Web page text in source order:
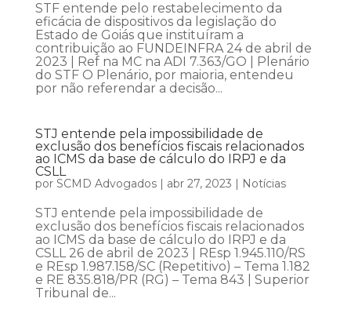
STF entende pelo restabelecimento da
eficácia de dispositivos da legislação do
Estado de Goiás que instituíram a
contribuição ao FUNDEINFRA 24 de abril de
2023 | Ref na MC na ADI 7.363/GO | Plenário
do STF O Plenário, por maioria, entendeu
por não referendar a decisão...
STJ entende pela impossibilidade de
exclusão dos benefícios fiscais relacionados
ao ICMS da base de cálculo do IRPJ e da
CSLL
por SCMD Advogados| abr 27, 2023 | Notícias
STJ entende pela impossibilidade de
exclusão dos benefícios fiscais relacionados
ao ICMS da base de cálculo do IRPJ e da
CSLL 26 de abril de 2023 | REsp 1.945.110/RS
e REsp 1.987.158/SC (Repetitivo) – Tema 1.182
e RE 835.818/PR (RG) – Tema 843 | Superior
Tribunal de...